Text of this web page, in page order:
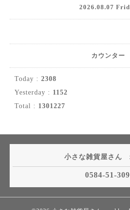
2026.08.07
カウンター
Today : 2308
Yesterday : 1152
Total : 1301227
小さな雑貨屋さん
0584-51-